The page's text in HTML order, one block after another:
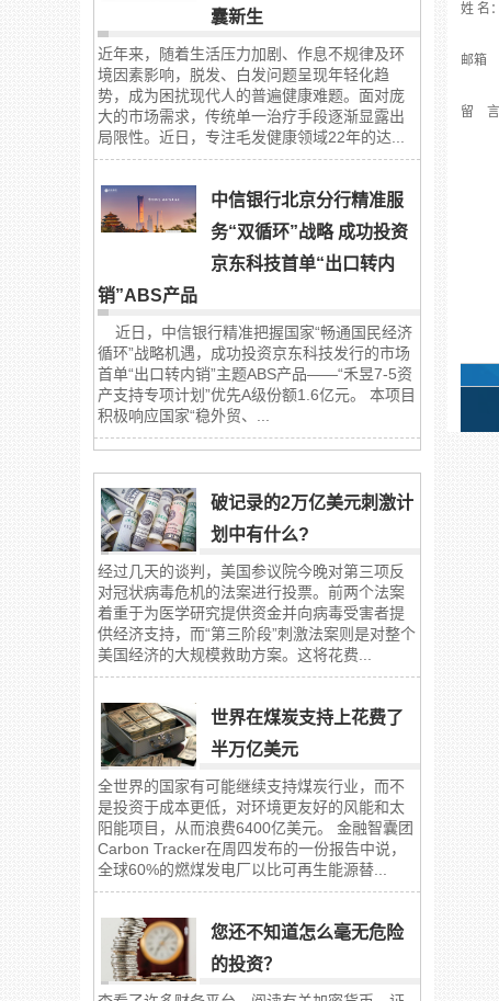
囊新生
近年来，随着生活压力加剧、作息不规律及环
境因素影响，脱发、白发问题呈现年轻化趋
势，成为困扰现代人的普遍健康难题。面对庞
大的市场需求，传统单一治疗手段逐渐显露出
局限性。近日，专注毛发健康领域22年的达...
中信银行北京分行精准服
务“双循环”战略 成功投资
京东科技首单“出口转内
销”ABS产品
近日，中信银行精准把握国家“畅通国民经济
循环”战略机遇，成功投资京东科技发行的市场
首单“出口转内销”主题ABS产品——“禾昱7-5资
产支持专项计划”优先A级份额1.6亿元。 本项目
积极响应国家“稳外贸、...
破记录的2万亿美元刺激计
划中有什么?
经过几天的谈判，美国参议院今晚对第三项反
对冠状病毒危机的法案进行投票。前两个法案
着重于为医学研究提供资金并向病毒受害者提
供经济支持，而“第三阶段”刺激法案则是对整个
美国经济的大规模救助方案。这将花费...
世界在煤炭支持上花费了
半万亿美元
全世界的国家有可能继续支持煤炭行业，而不
是投资于成本更低，对环境更友好的风能和太
阳能项目，从而浪费6400亿美元。 金融智囊团
Carbon Tracker在周四发布的一份报告中说，
全球60%的燃煤发电厂以比可再生能源替...
您还不知道怎么毫无危险
的投资？
姓 名：
邮箱
留